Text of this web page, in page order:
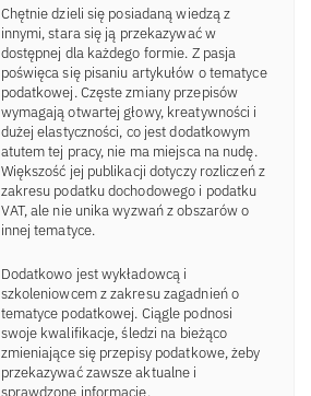
Chętnie dzieli się posiadaną wiedzą z
innymi, stara się ją przekazywać w
dostępnej dla każdego formie. Z pasja
poświęca się pisaniu artykułów o tematyce
podatkowej. Częste zmiany przepisów
wymagają otwartej głowy, kreatywności i
dużej elastyczności, co jest dodatkowym
atutem tej pracy, nie ma miejsca na nudę.
Większość jej publikacji dotyczy rozliczeń z
zakresu podatku dochodowego i podatku
VAT, ale nie unika wyzwań z obszarów o
innej tematyce.
Dodatkowo jest wykładowcą i
szkoleniowcem z zakresu zagadnień o
tematyce podatkowej. Ciągle podnosi
swoje kwalifikacje, śledzi na bieżąco
zmieniające się przepisy podatkowe, żeby
przekazywać zawsze aktualne i